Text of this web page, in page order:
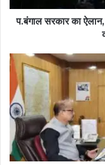
प.बंगाल सरकार का